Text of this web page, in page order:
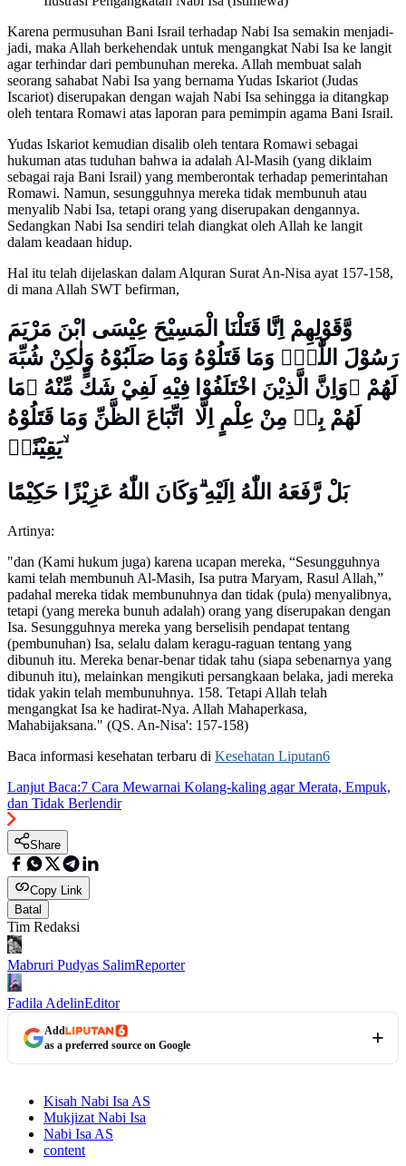
Karena permusuhan Bani Israil terhadap Nabi Isa semakin menjadi-
jadi, maka Allah berkehendak untuk mengangkat Nabi Isa ke langit
agar terhindar dari pembunuhan mereka. Allah membuat salah
seorang sahabat Nabi Isa yang bernama Yudas Iskariot (Judas
Iscariot) diserupakan dengan wajah Nabi Isa sehingga ia ditangkap
oleh tentara Romawi atas laporan para pemimpin agama Bani Israil.
Yudas Iskariot kemudian disalib oleh tentara Romawi sebagai
hukuman atas tuduhan bahwa ia adalah Al-Masih (yang diklaim
sebagai raja Bani Israil) yang memberontak terhadap pemerintahan
Romawi. Namun, sesungguhnya mereka tidak membunuh atau
menyalib Nabi Isa, tetapi orang yang diserupakan dengannya.
Sedangkan Nabi Isa sendiri telah diangkat oleh Allah ke langit
dalam keadaan hidup.
Hal itu telah dijelaskan dalam Alquran Surat An-Nisa ayat 157-158,
di mana Allah SWT befirman,
وَّقَوْلِهِمْ اِنَّا قَتَلْنَا الْمَسِيْحَ عِيْسَى ابْنَ مَرْيَمَ
رَسُوْلَ اللّٰهِۚ وَمَا قَتَلُوْهُ وَمَا صَلَبُوْهُ وَلٰكِنْ شُبِّهَ
لَهُمْ ۗوَاِنَّ الَّذِيْنَ اخْتَلَفُوْا فِيْهِ لَفِيْ شَكٍّ مِّنْهُ ۗمَا
لَهُمْ بِهٖ مِنْ عِلْمٍ اِلَّا اتِّبَاعَ الظَّنِّ وَمَا قَتَلُوْهُ
يَقِيْنًاۢ ۙ
بَلْ رَّفَعَهُ اللّٰهُ اِلَيْهِ ۗوَكَانَ اللّٰهُ عَزِيْزًا حَكِيْمًا
Artinya:
"dan (Kami hukum juga) karena ucapan mereka, “Sesungguhnya
kami telah membunuh Al-Masih, Isa putra Maryam, Rasul Allah,”
padahal mereka tidak membunuhnya dan tidak (pula) menyalibnya,
tetapi (yang mereka bunuh adalah) orang yang diserupakan dengan
Isa. Sesungguhnya mereka yang berselisih pendapat tentang
(pembunuhan) Isa, selalu dalam keragu-raguan tentang yang
dibunuh itu. Mereka benar-benar tidak tahu (siapa sebenarnya yang
dibunuh itu), melainkan mengikuti persangkaan belaka, jadi mereka
tidak yakin telah membunuhnya. 158. Tetapi Allah telah
mengangkat Isa ke hadirat-Nya. Allah Mahaperkasa,
Mahabijaksana." (QS. An-Nisa': 157-158)
Baca informasi kesehatan terbaru di Kesehatan Liputan6
Lanjut Baca:7 Cara Mewarnai Kolang-kaling agar Merata, Empuk,
dan Tidak Berlendir
Share
Copy Link
Batal
Tim Redaksi
Mabruri Pudyas SalimReporter
Fadila AdelinEditor
Add
as a preferred source on Google
Kisah Nabi Isa AS
Mukjizat Nabi Isa
Nabi Isa AS
content